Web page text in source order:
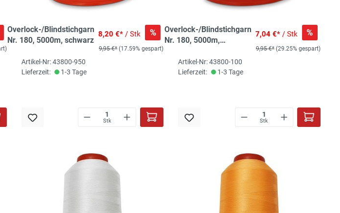
Overlock-/Blindstichgarn
Nr. 180, 5000m, schwarz
8,20 €* / Stk %
9,95 €* (17.59% gespart)
Artikel-Nr: 43800-950
Lieferzeit:
1-3 Tage
Stk
Overlock-/Blindstichgarn
Nr. 180, 5000m,
7,04 €*/ Stk %
9,95 €* (29.25% gespart)
Artikel-Nr: 43800-100
Lieferzeit:
1-3 Tage
Stk